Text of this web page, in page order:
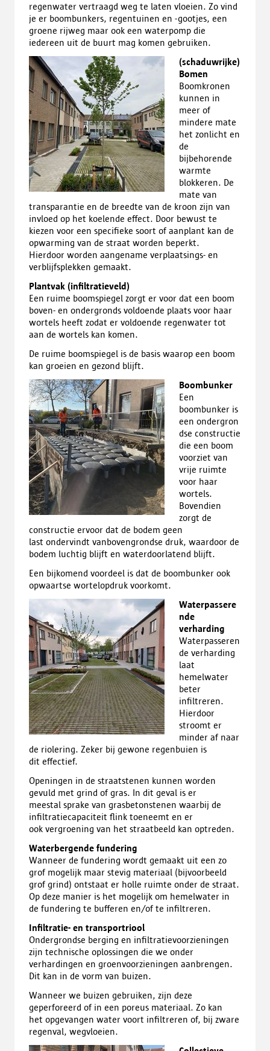
regenwater vertraagd weg te laten vloeien. Zo vind
je er boombunkers, regentuinen en -gootjes, een
groene rijweg maar ook een waterpomp die
iedereen uit de buurt mag komen gebruiken.
(schaduwrijke)
Bomen
Boomkronen
kunnen in
meer of
mindere mate
het zonlicht en
de
bijbehorende
warmte
blokkeren. De
mate van
transparantie en de breedte van de kroon zijn van
invloed op het koelende effect. Door bewust te
kiezen voor een specifieke soort of aanplant kan de
opwarming van de straat worden beperkt.
Hierdoor worden aangename verplaatsings- en
verblijfsplekken gemaakt.
Plantvak (infiltratieveld)
Een ruime boomspiegel zorgt er voor dat een boom
boven- en ondergronds voldoende plaats voor haar
wortels heeft zodat er voldoende regenwater tot
aan de wortels kan komen.
De ruime boomspiegel is de basis waarop een boom
kan groeien en gezond blijft.
Boombunker
Een
boombunker is
een ondergron
dse constructie
die een boom
voorziet van
vrije ruimte
voor haar
wortels.
Bovendien
zorgt de
constructie ervoor dat de bodem geen
last ondervindt vanbovengrondse druk, waardoor de
bodem luchtig blijft en waterdoorlatend blijft.
Een bijkomend voordeel is dat de boombunker ook
opwaartse wortelopdruk voorkomt.
Waterpassere
nde
verharding
Waterpasseren
de verharding
laat
hemelwater
beter
infiltreren.
Hierdoor
stroomt er
minder af naar
de riolering. Zeker bij gewone regenbuien is
dit effectief.
Openingen in de straatstenen kunnen worden
gevuld met grind of gras. In dit geval is er
meestal sprake van grasbetonstenen waarbij de
infiltratiecapaciteit flink toeneemt en er
ook vergroening van het straatbeeld kan optreden.
Waterbergende fundering
Wanneer de fundering wordt gemaakt uit een zo
grof mogelijk maar stevig materiaal (bijvoorbeeld
grof grind) ontstaat er holle ruimte onder de straat.
Op deze manier is het mogelijk om hemelwater in
de fundering te bufferen en/of te infiltreren.
Infiltratie- en transportriool
Ondergrondse berging en infiltratievoorzieningen
zijn technische oplossingen die we onder
verhardingen en groenvoorzieningen aanbrengen.
Dit kan in de vorm van buizen.
Wanneer we buizen gebruiken, zijn deze
geperforeerd of in een poreus materiaal. Zo kan
het opgevangen water voort infiltreren of, bij zware
regenval, wegvloeien.